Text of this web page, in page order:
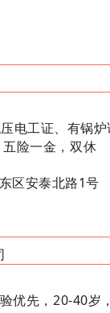
电工证、有锅
险一金，双休
区安泰北路1号
优先，20-40岁